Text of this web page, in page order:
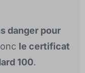
danger pour
le certificat
100.